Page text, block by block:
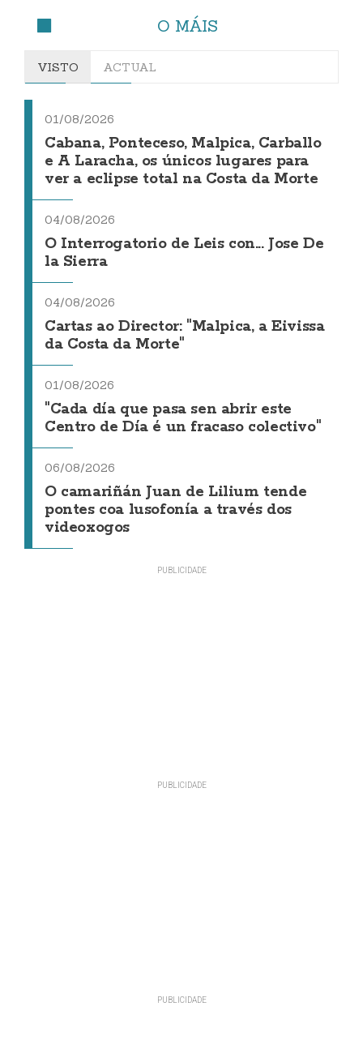
O MÁIS
VISTO ACTUAL
01/08/2026
Cabana, Ponteceso, Malpica, Carballo
e A Laracha, os únicos lugares para
ver a eclipse total na Costa da Morte
04/08/2026
O Interrogatorio de Leis con... Jose De
la Sierra
04/08/2026
Cartas ao Director: "Malpica, a Eivissa
da Costa da Morte"
01/08/2026
"Cada día que pasa sen abrir este
Centro de Día é un fracaso colectivo"
06/08/2026
O camariñán Juan de Lilium tende
pontes coa lusofonía a través dos
videoxogos